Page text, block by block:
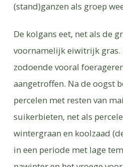
(stand)ganzen als groep
De kolgans eet, net als de
voornamelijk eiwitrijk gras.
zodoende vooral
aangetroffen. Na de oogst
percelen met resten van
suikerbieten, net als
wintergraan en koolzaad
in een periode met lage